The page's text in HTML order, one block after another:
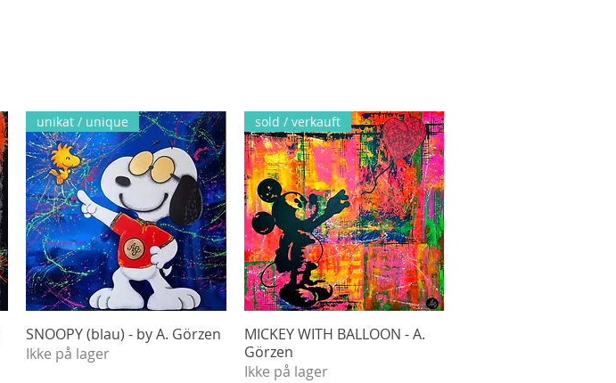
Hurtigvisning
unikat / unique
SNOOPY (blau) - by A. Görzen
Ikke på lager
Hurtigvisning
sold / verkauft
MICKEY WITH BALLOON - A.
Görzen
Ikke på lager